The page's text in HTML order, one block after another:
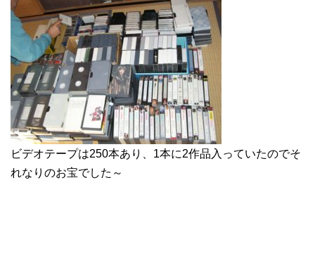
ビデオテープは250本あり、1本に2作品入っていたのでそ
れなりのお宝でした～